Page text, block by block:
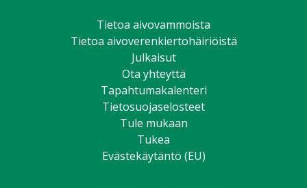
Tietoa aivovammoista
Tietoa aivoverenkiertohäiriöistä
Julkaisut
Ota yhteyttä
Tapahtumakalenteri
Tietosuojaselosteet
Tule mukaan
Tukea
Evästekäytäntö (EU)